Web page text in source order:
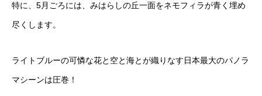
特に、5月ごろには、みはらしの丘一面をネモフィラが青く埋め
尽くします。
ライトブルーの可憐な花と空と海とが織りなす日本最大のパノラ
マシーンは圧巻！